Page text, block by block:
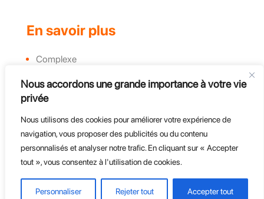
Nous accordons une grande importance à votre vie
privée
Nous utilisons des cookies pour améliorer votre expérience de
navigation, vous proposer des publicités ou du contenu
personnalisés et analyser notre trafic. En cliquant sur « Accepter
tout », vous consentez à l'utilisation de cookies.
Personnaliser Rejeter tout Accepter tout
En savoir plus
Complexe
Challenges
Groupe, CE et Entreprises
Course d'endurance